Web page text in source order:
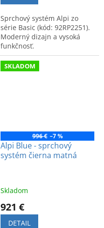
Sprchový systém Alpi zo
série Basic (kód: 92RP2251).
Moderný dizajn a vysoká
funkčnosť.
SKLADOM
996 € –7 %
Alpi Blue - sprchový
systém čierna matná
Skladom
921 €
DETAIL